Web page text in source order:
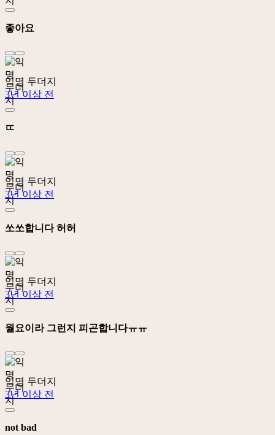
좋아요
익명 두더지
3년 이상 전
ㄸ
익명 두더지
3년 이상 전
쏘쏘합니다 허허
익명 두더지
3년 이상 전
월요이라 그런지 피곤합니다ㅠㅠ
익명 두더지
3년 이상 전
not bad